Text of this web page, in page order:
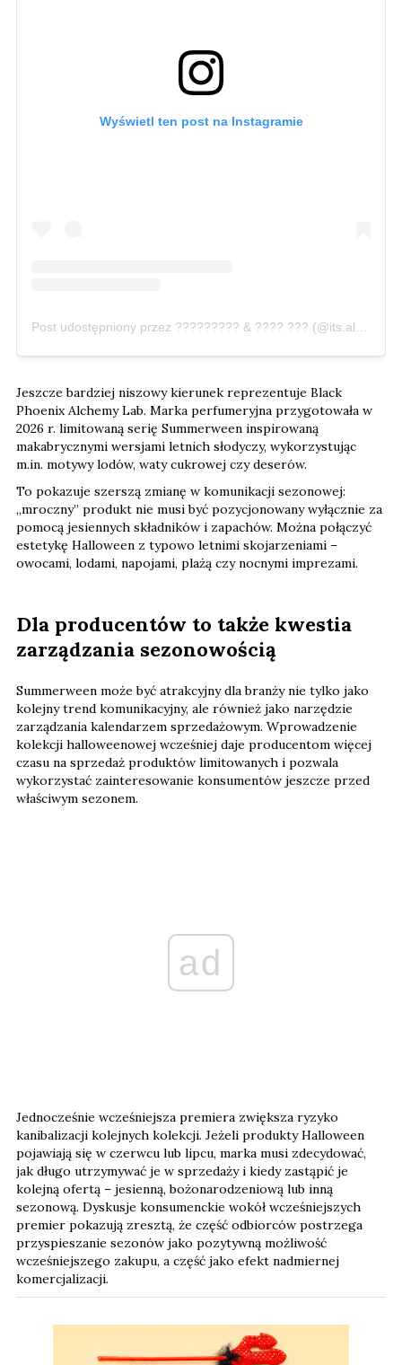
Wyświetl ten post na Instagramie
Jeszcze bardziej niszowy kierunek reprezentuje Black
Phoenix Alchemy Lab. Marka perfumeryjna przygotowała w
2026 r. limitowaną serię Summerween inspirowaną
makabrycznymi wersjami letnich słodyczy, wykorzystując
m.in. motywy lodów, waty cukrowej czy deserów.
To pokazuje szerszą zmianę w komunikacji sezonowej:
„mroczny” produkt nie musi być pozycjonowany wyłącznie za
pomocą jesiennych składników i zapachów. Można połączyć
estetykę Halloween z typowo letnimi skojarzeniami –
owocami, lodami, napojami, plażą czy nocnymi imprezami.
Dla producentów to także kwestia
zarządzania sezonowością
Summerween może być atrakcyjny dla branży nie tylko jako
kolejny trend komunikacyjny, ale również jako narzędzie
zarządzania kalendarzem sprzedażowym. Wprowadzenie
kolekcji halloweenowej wcześniej daje producentom więcej
czasu na sprzedaż produktów limitowanych i pozwala
wykorzystać zainteresowanie konsumentów jeszcze przed
właściwym sezonem.
ad
Jednocześnie wcześniejsza premiera zwiększa ryzyko
kanibalizacji kolejnych kolekcji. Jeżeli produkty Halloween
pojawiają się w czerwcu lub lipcu, marka musi zdecydować,
jak długo utrzymywać je w sprzedaży i kiedy zastąpić je
kolejną ofertą – jesienną, bożonarodzeniową lub inną
sezonową. Dyskusje konsumenckie wokół wcześniejszych
premier pokazują zresztą, że część odbiorców postrzega
przyspieszanie sezonów jako pozytywną możliwość
wcześniejszego zakupu, a część jako efekt nadmiernej
komercjalizacji.